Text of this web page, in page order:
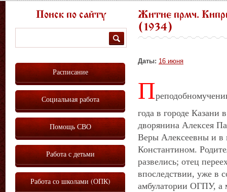
Житие прмч.
(1934)
Даты: 16 июня
П
года в городе Казани
дворянина Алексея
Веры Алексеевны и в
Константином.
развелись; отец
впоследствии, уже в
амбулатории ОГПУ, а
Поиск по сайту
Расписание
Социальная работа
Помощь СВО
Работа с детьми
Работа со школами (ОПК)